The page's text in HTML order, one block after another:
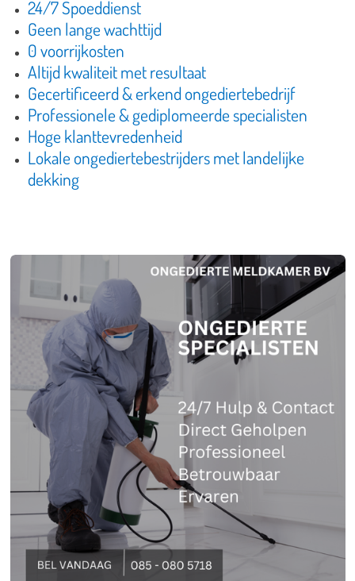
24/7 Spoeddienst
Geen lange wachttijd
0 voorrijkosten
Altijd kwaliteit met resultaat
Gecertificeerd & erkend ongediertebedrijf
Professionele & gediplomeerde specialisten
Hoge klanttevredenheid
Lokale ongediertebestrijders met landelijke
dekking